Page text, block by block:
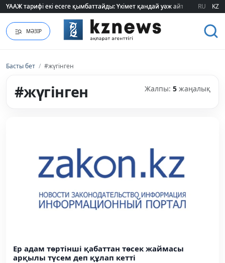
ҮААЖ тарифі екі есеге қымбаттайды: Үкімет қандай уәж айтады?
ҮААЖ тарифі екі есеге қымбаттайды: Үкімет қандай уәж айтады? RU KZ
МӘЗІР
Басты бет / #жүгінген
#жүгінген Жалпы: 5 жаңалық
Ер адам төртінші қабаттан төсек жаймасы
арқылы түсем деп құлап кетті